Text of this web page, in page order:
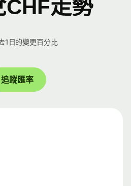
CHF走勢
1日的變更百分比
追蹤匯率